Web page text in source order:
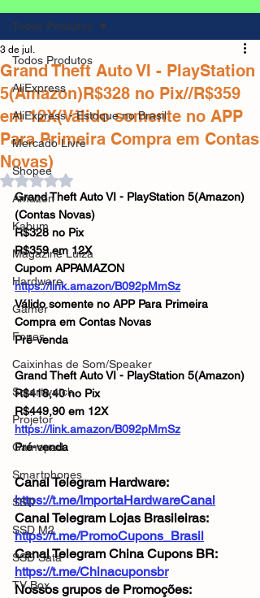
Todos Produtos
AliExpress
AliExpress - Estoque no Brasil
Mercado Livre
Shopee
Amazon
Kabum
Magazine Luiza
Hardware
Gamer
Fones
Caixinhas de Som/Speaker
Smartwatch
Projetor
Gamepad
Smartphones
SSD
SSD M2
SSD Sata
TV Box
Todos Produtos
Grand Theft Auto VI - PlayStation
5(Amazon)R$328 no Pix//R$359
em 12X(Válido somente no APP
Para Primeira Compra em Contas
Novas)
3 de jul.
Avaliado com NaN de 5 estrelas.
Grand Theft Auto VI - PlayStation 5(Amazon)
(Contas Novas)
R$328 no Pix
R$359 em 12X
Cupom APPAMAZON
https://link.amazon/B092pMmSz
Válido somente no APP Para Primeira
Compra em Contas Novas
Pré-venda
Grand Theft Auto VI - PlayStation 5(Amazon)
R$418,40 no Pix
R$449,90 em 12X
https://link.amazon/B092pMmSz
Pré-venda
Canal Telegram Hardware:
https://t.me/ImportaHardwareCanal
Canal Telegram Lojas Brasileiras:
https://t.me/PromoCupons_Brasil
Canal Telegram China Cupons BR:
https://t.me/Chinacuponsbr
Nossos grupos de Promoções: